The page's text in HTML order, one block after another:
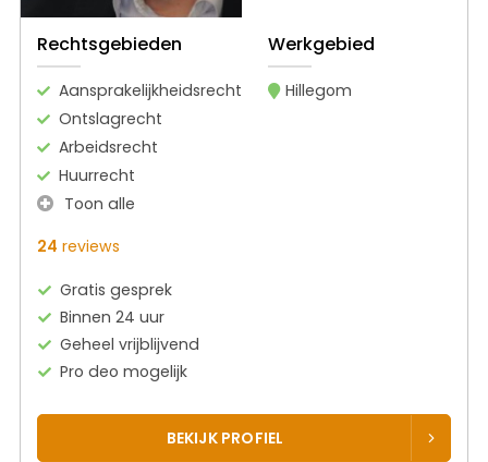
Rechtsgebieden
Aansprakelijkheidsrecht
Ontslagrecht
Arbeidsrecht
Huurrecht
Toon alle
Werkgebied
Hillegom
24 reviews
Gratis gesprek
Binnen 24 uur
Geheel vrijblijvend
Pro deo mogelijk
BEKIJK PROFIEL